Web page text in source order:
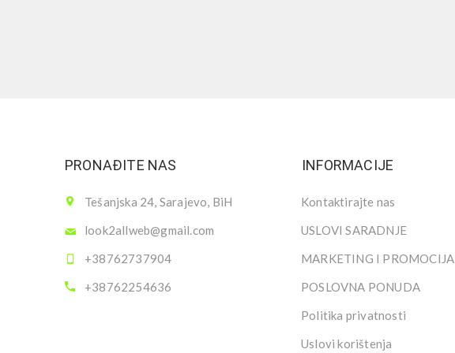
PRONAĐITE NAS
Tešanjska 24, Sarajevo, BiH
look2allweb@gmail.com
+38762737904
+38762254636
INFORMACIJE
Kontaktirajte nas
USLOVI SARADNJE
MARKETING I PROMOCIJA
POSLOVNA PONUDA
Politika privatnosti
Uslovi korištenja